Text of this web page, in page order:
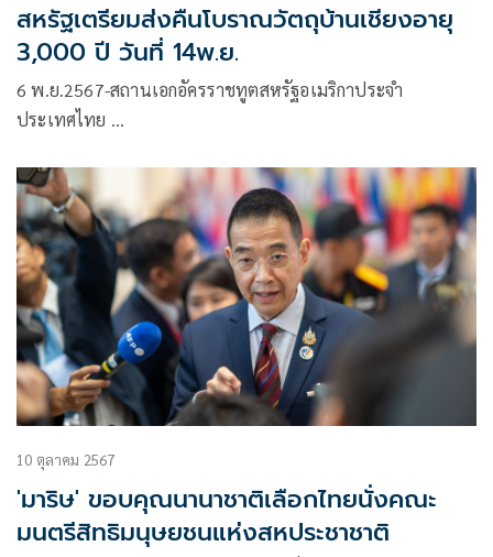
สหรัฐเตรียมส่งคืนโบราณวัตถุบ้านเชียงอายุ
3,000 ปี วันที่ 14พ.ย.
6 พ.ย.2567-สถานเอกอัครราชทูตสหรัฐอเมริกาประจำ
ประเทศไทย …
10 ตุลาคม 2567
'มาริษ' ขอบคุณนานาชาติเลือกไทยนั่งคณะ
มนตรีสิทธิมนุษยชนแห่งสหประชาชาติ